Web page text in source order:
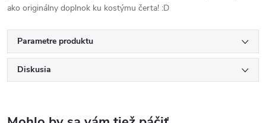
ako originálny doplnok ku kostýmu čerta! :D
Parametre produktu
Diskusia